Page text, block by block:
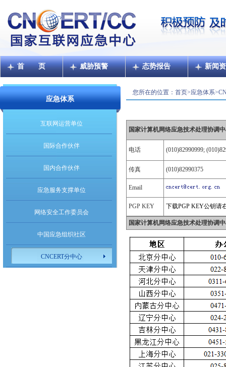
首 页 威胁预警 态势报告 新闻
应急体系
互联网运营单位
国际合作伙伴
国内合作伙伴
应急服务支撑单位
网络安全工作委员会
中国应急组织社区
CNCERT分中心
您所在的位置： 首页>应急体系>
国家计算机网络应急技术处理协调
电话 (010)82990999;
传真 (010)82990375
Email
PGP KEY 下载PGP KEY公钥请
国家计算机网络应急技术处理协调